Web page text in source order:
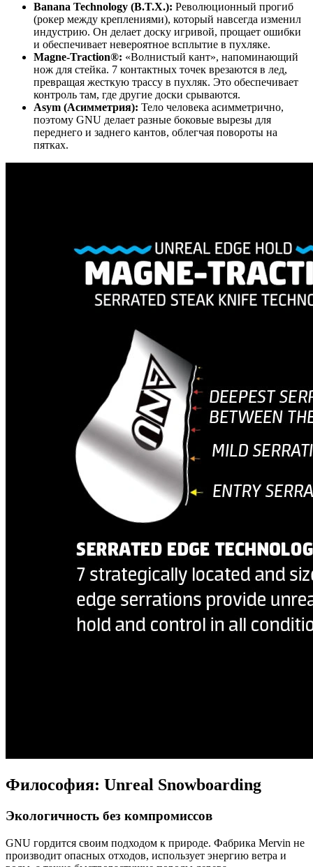
Banana Technology (B.T.X.): Революционный прогиб
(рокер между креплениями), который навсегда изменил
индустрию. Он делает доску игривой, прощает ошибки
и обеспечивает невероятное всплытие в пухляке.
Magne-Traction®: «Волнистый кант», напоминающий
нож для стейка. 7 контактных точек врезаются в лед,
превращая жесткую трассу в пухляк. Это обеспечивает
контроль там, где другие доски срываются.
Asym (Асимметрия): Тело человека асимметрично,
поэтому GNU делает разные боковые вырезы для
переднего и заднего кантов, облегчая повороты на
пятках.
Философия: Unreal Snowboarding
Экологичность без компромиссов
GNU гордится своим подходом к природе. Фабрика Mervin не
производит опасных отходов, использует энергию ветра и